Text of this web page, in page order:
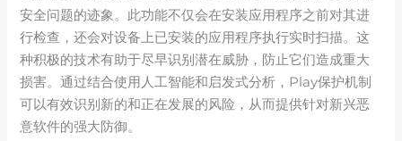
安全问题的迹象。此功能不仅会在安装应用程序之前对其进
行检查，还会对设备上已安装的应用程序执行实时扫描。这
种积极的技术有助于尽早识别潜在威胁，防止它们造成重大
损害。通过结合使用人工智能和启发式分析，Play保护机制
可以有效识别新的和正在发展的风险，从而提供针对新兴恶
意软件的强大防御。